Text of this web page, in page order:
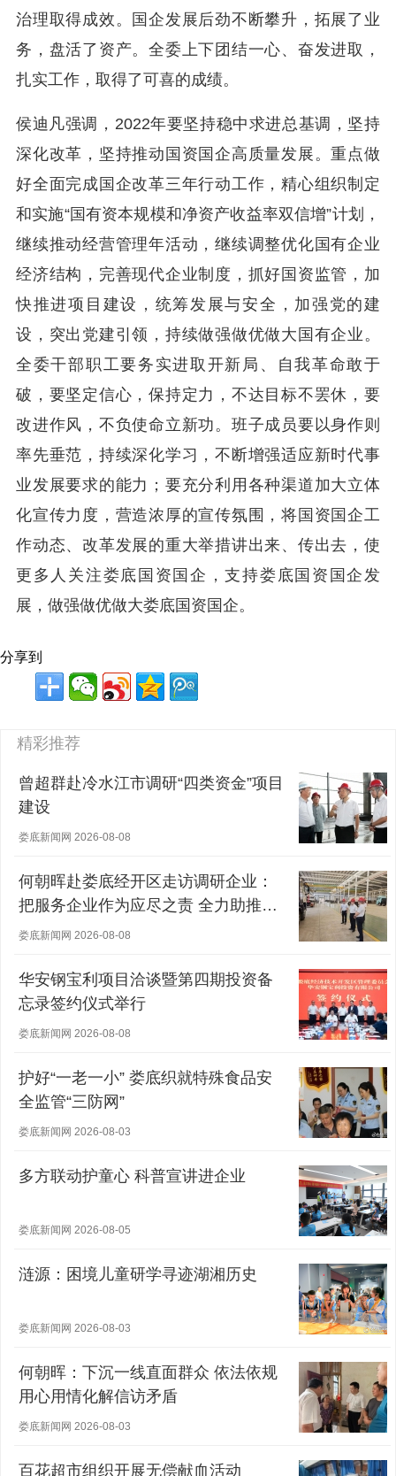
治理取得成效。国企发展后劲不断攀升，拓展了业
务，盘活了资产。全委上下团结一心、奋发进取，
扎实工作，取得了可喜的成绩。
侯迪凡强调，2022年要坚持稳中求进总基调，坚持
深化改革，坚持推动国资国企高质量发展。重点做
好全面完成国企改革三年行动工作，精心组织制定
和实施“国有资本规模和净资产收益率双信增”计划，
继续推动经营管理年活动，继续调整优化国有企业
经济结构，完善现代企业制度，抓好国资监管，加
快推进项目建设，统筹发展与安全，加强党的建
设，突出党建引领，持续做强做优做大国有企业。
全委干部职工要务实进取开新局、自我革命敢于
破，要坚定信心，保持定力，不达目标不罢休，要
改进作风，不负使命立新功。班子成员要以身作则
率先垂范，持续深化学习，不断增强适应新时代事
业发展要求的能力；要充分利用各种渠道加大立体
化宣传力度，营造浓厚的宣传氛围，将国资国企工
作动态、改革发展的重大举措讲出来、传出去，使
更多人关注娄底国资国企，支持娄底国资国企发
展，做强做优做大娄底国资国企。
分享到
精彩推荐
曾超群赴冷水江市调研“四类资金”项目
建设
娄底新闻网 2026-08-08
何朝晖赴娄底经开区走访调研企业：
把服务企业作为应尽之责 全力助推经
营主体稳健发展
娄底新闻网 2026-08-08
华安钢宝利项目洽谈暨第四期投资备
忘录签约仪式举行
娄底新闻网 2026-08-08
护好“一老一小” 娄底织就特殊食品安
全监管“三防网”
娄底新闻网 2026-08-03
多方联动护童心 科普宣讲进企业
娄底新闻网 2026-08-05
涟源：困境儿童研学寻迹湖湘历史
娄底新闻网 2026-08-03
何朝晖：下沉一线直面群众 依法依规
用心用情化解信访矛盾
娄底新闻网 2026-08-03
百花超市组织开展无偿献血活动